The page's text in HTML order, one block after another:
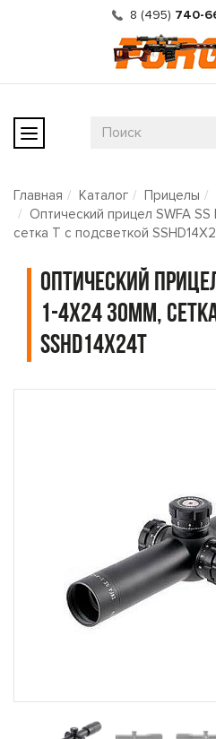
8 (495) 740-
Главная Каталог Прицелы
Оптический прицел SWFA SS
сетка T с подсветкой
Оптический прицел
1-4x24 30mm,
SSHD14X24T